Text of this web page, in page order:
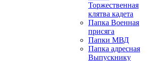
Торжественная
клятва кадета
Папка Военная
присяга
Папки МВД
Папка адресная
Выпускнику